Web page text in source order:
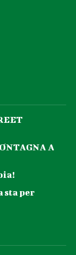
A
sta per